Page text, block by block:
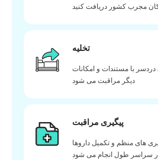
مجرب کشور دریافت کنید
تخلیه
دردسر با مستندات و امکانات
دیگر مراقبت می شود
پیگیری مراقبت
های منظم و تکمیل داروها
سراسر طول انجام می شود